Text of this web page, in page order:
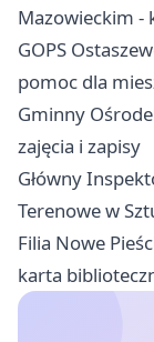
Mazowieckim -
GOPS
pomoc dla
Gminny
zajęcia i zapisy
Główny
Terenowe w
Filia Nowe
karta